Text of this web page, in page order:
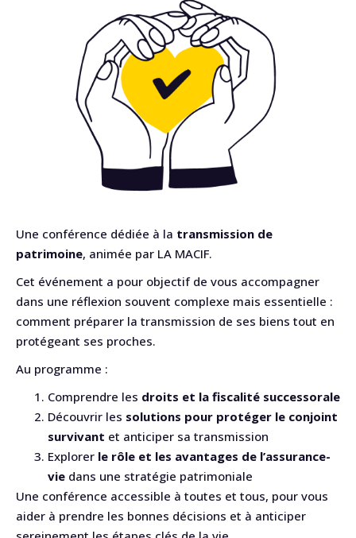
Une conférence dédiée à la transmission de
patrimoine, animée par LA MACIF.
Cet événement a pour objectif de vous accompagner
dans une réflexion souvent complexe mais essentielle :
comment préparer la transmission de ses biens tout en
protégeant ses proches.
Au programme :
Comprendre les droits et la fiscalité successorale
Découvrir les solutions pour protéger le conjoint
survivant et anticiper sa transmission
Explorer le rôle et les avantages de l’assurance-
vie dans une stratégie patrimoniale
Une conférence accessible à toutes et tous, pour vous
aider à prendre les bonnes décisions et à anticiper